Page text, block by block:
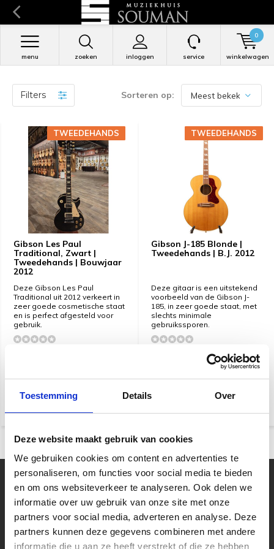
Toestemming Details Over
Deze website maakt gebruik van cookies
We gebruiken cookies om content en advertenties te
personaliseren, om functies voor social media te bieden
en om ons websiteverkeer te analyseren. Ook delen we
informatie over uw gebruik van onze site met onze
partners voor social media, adverteren en analyse. Deze
partners kunnen deze gegevens combineren met andere
informatie die u aan ze heeft verstrekt of die ze hebben
zoeken inloggen
menu service winkelwagen
0
Filters Sorteren op:
Gibson Les Paul
Traditional, Zwart |
Tweedehands | Bouwjaar
2012
Deze Gibson Les Paul
Traditional uit 2012 verkeert in
zeer goede cosmetische staat
en is perfect afgesteld voor
gebruik.
TWEEDEHANDS
€ 1.899,-
TWEEDEHANDS
Gibson J-185 Blonde |
Tweedehands | B.J. 2012
Deze gitaar is een uitstekend
voorbeeld van de Gibson J-
185, in zeer goede staat, met
slechts minimale
gebruikssporen.
Klik voor verzendinformatie
TWEEDEHANDS
€ 3.299,-
TWEEDEHANDS
Uw muziekwinkel sinds 45 jaar
Muziek is tijdloos, maar Muziekhuis
Souman is zeker met de tijd mee gegaan!
Bestel online op Souman.nl of kom naar
onze muziekwinkel van 2000m2 vlakbij